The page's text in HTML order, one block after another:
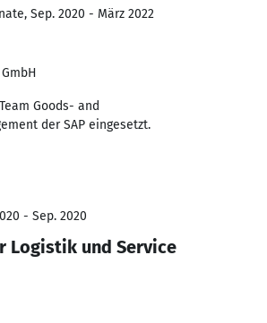
Sep. 2020 - März 2022
Goods- and
der SAP eingesetzt.
- Sep. 2020
Logistik und Service